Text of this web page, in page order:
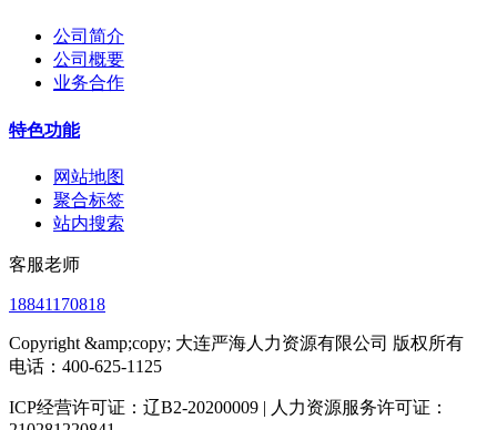
公司简介
公司概要
业务合作
特色功能
网站地图
聚合标签
站内搜索
客服老师
18841170818
Copyright &amp;copy; 大连严海人力资源有限公司 版权所有
电话：400-625-1125
ICP经营许可证：辽B2-20200009 | 人力资源服务许可证：